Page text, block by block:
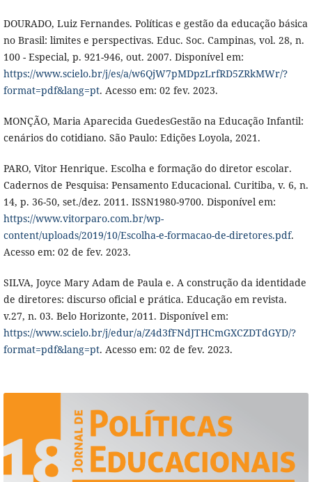
DOURADO, Luiz Fernandes. Políticas e gestão da educação básica
no Brasil: limites e perspectivas. Educ. Soc. Campinas, vol. 28, n.
100 - Especial, p. 921-946, out. 2007. Disponível em:
https://www.scielo.br/j/es/a/w6QjW7pMDpzLrfRD5ZRkMWr/?
format=pdf&lang=pt. Acesso em: 02 fev. 2023.
MONÇÃO, Maria Aparecida GuedesGestão na Educação Infantil:
cenários do cotidiano. São Paulo: Edições Loyola, 2021.
PARO, Vitor Henrique. Escolha e formação do diretor escolar.
Cadernos de Pesquisa: Pensamento Educacional. Curitiba, v. 6, n.
14, p. 36-50, set./dez. 2011. ISSN1980-9700. Disponível em:
https://www.vitorparo.com.br/wp-
content/uploads/2019/10/Escolha-e-formacao-de-diretores.pdf.
Acesso em: 02 de fev. 2023.
SILVA, Joyce Mary Adam de Paula e. A construção da identidade
de diretores: discurso oficial e prática. Educação em revista.
v.27, n. 03. Belo Horizonte, 2011. Disponível em:
https://www.scielo.br/j/edur/a/Z4d3fFNdJTHCmGXCZDTdGYD/?
format=pdf&lang=pt. Acesso em: 02 de fev. 2023.